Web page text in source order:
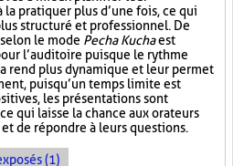
pratiquer plus d’une fois, ce qui
structuré et professionnel. De
le mode Pecha Kuchaest
l’auditoire puisque le rythme
rend plus dynamique et leur permet
puisqu’un temps limite est
les présentations sont
qui laisse la chance aux orateurs
de répondre à leurs questions.
(1)